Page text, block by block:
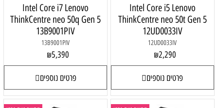
Intel Core i5 Lenovo
ThinkCentre neo 50t Gen 5
12UD0033IV
12UD0033IV
₪2,290
פרטים נוספים
Intel Core i7 Lenovo
ThinkCentre neo 50q Gen 5
13B9001PIV
13B9001PIV
₪5,390
פרטים נוספים